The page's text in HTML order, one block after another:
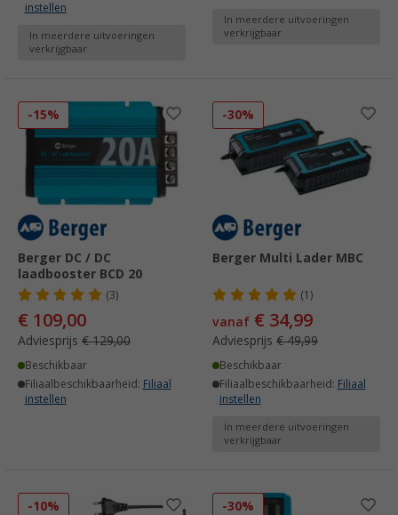
instellen
In meerdere uitvoeringen
verkrijgbaar
In meerdere uitvoeringen
verkrijgbaar
-15%
Berger DC / DC
laadbooster BCD 20
(3)
€ 109,00
Adviesprijs € 129,00
Beschikbaar
Filiaalbeschikbaarheid: Filiaal
instellen
-30%
Berger Multi Lader MBC
(1)
vanaf € 34,99
Adviesprijs € 49,99
Beschikbaar
Filiaalbeschikbaarheid: Filiaal
instellen
In meerdere uitvoeringen
verkrijgbaar
-10% -30%